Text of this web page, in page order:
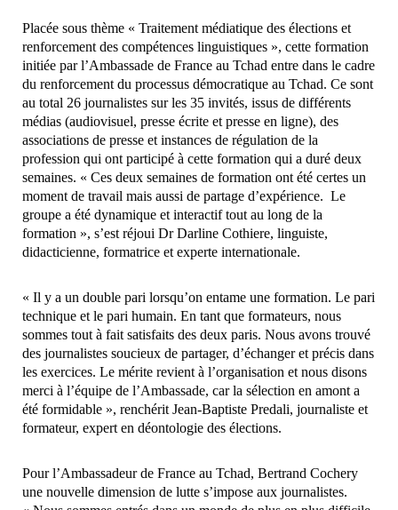
Placée sous thème « Traitement médiatique des élections et
renforcement des compétences linguistiques », cette formation
initiée par l’Ambassade de France au Tchad entre dans le cadre
du renforcement du processus démocratique au Tchad. Ce sont
au total 26 journalistes sur les 35 invités, issus de différents
médias (audiovisuel, presse écrite et presse en ligne), des
associations de presse et instances de régulation de la
profession qui ont participé à cette formation qui a duré deux
semaines. « Ces deux semaines de formation ont été certes un
moment de travail mais aussi de partage d’expérience. Le
groupe a été dynamique et interactif tout au long de la
formation », s’est réjoui Dr Darline Cothiere, linguiste,
didacticienne, formatrice et experte internationale.
« Il y a un double pari lorsqu’on entame une formation. Le pari
technique et le pari humain. En tant que formateurs, nous
sommes tout à fait satisfaits des deux paris. Nous avons trouvé
des journalistes soucieux de partager, d’échanger et précis dans
les exercices. Le mérite revient à l’organisation et nous disons
merci à l’équipe de l’Ambassade, car la sélection en amont a
été formidable », renchérit Jean-Baptiste Predali, journaliste et
formateur, expert en déontologie des élections.
Pour l’Ambassadeur de France au Tchad, Bertrand Cochery
une nouvelle dimension de lutte s’impose aux journalistes.